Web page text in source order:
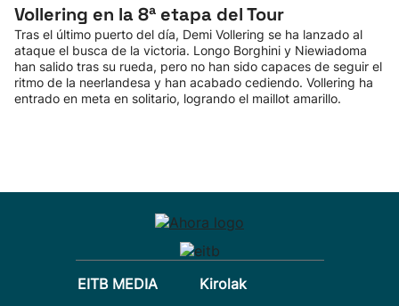
Vollering en la 8ª etapa del Tour
Tras el último puerto del día, Demi Vollering se ha lanzado al
ataque el busca de la victoria. Longo Borghini y Niewiadoma
han salido tras su rueda, pero no han sido capaces de seguir el
ritmo de la neerlandesa y han acabado cediendo. Vollering ha
entrado en meta en solitario, logrando el maillot amarillo.
EITB MEDIA
Kirolak